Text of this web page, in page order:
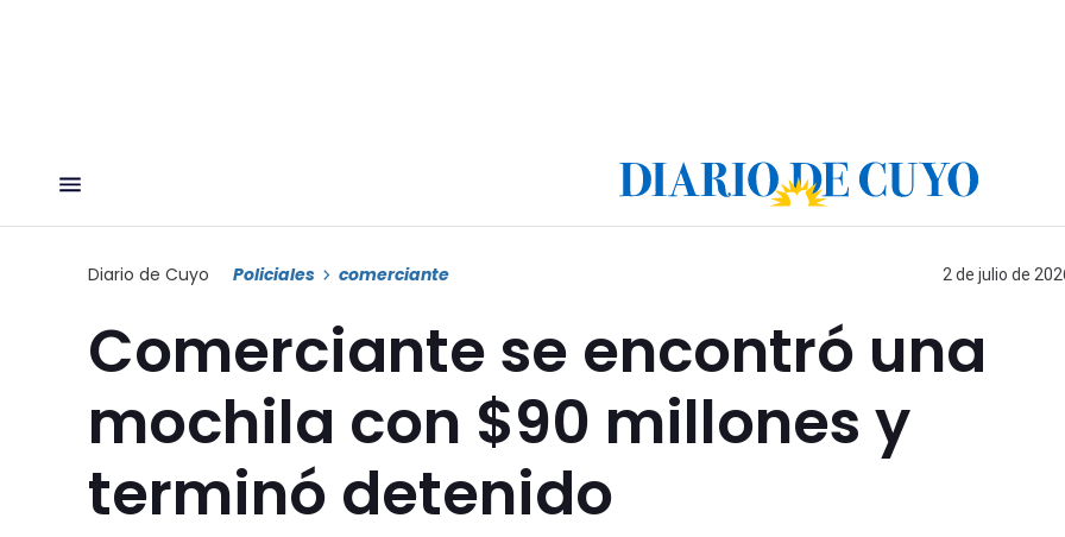
Diario de Cuyo Policiales comerciante 2 de julio de
Comerciante se encontró una
mochila con $90 millones y
terminó detenido